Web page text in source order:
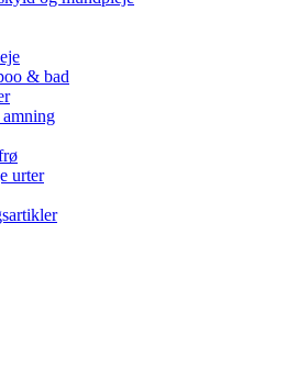
& bad
urter